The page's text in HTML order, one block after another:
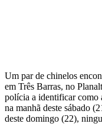
Um par de chinelos
em Três Barras, no
polícia a identificar como
na manhã deste sábado
deste domingo (22),